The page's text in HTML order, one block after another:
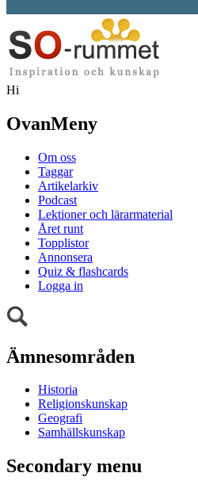
Hi
OvanMeny
Om oss
Taggar
Artikelarkiv
Podcast
Lektioner och lärarmaterial
Året runt
Topplistor
Annonsera
Quiz & flashcards
Logga in
Ämnesområden
Historia
Religionskunskap
Geografi
Samhällskunskap
Secondary menu